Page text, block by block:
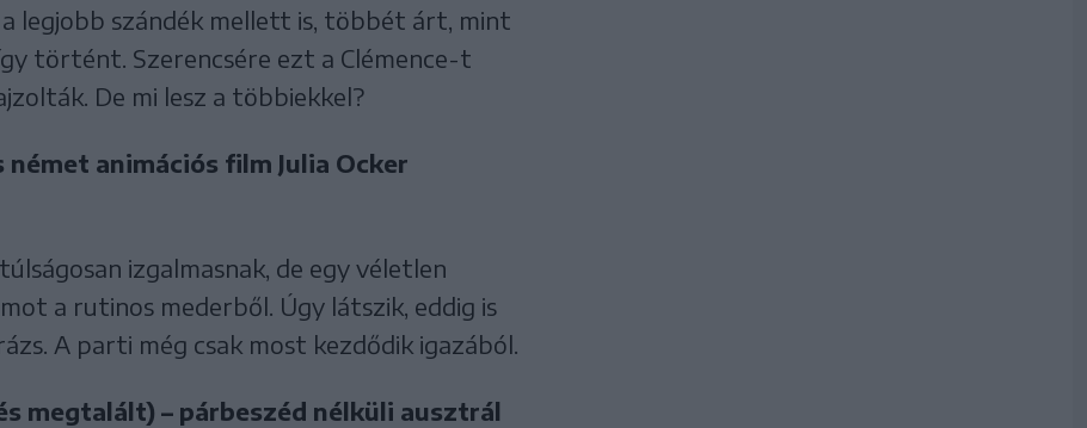
a legjobb szándék mellett is, többét árt, mint
történt. Szerencsére ezt a Clémence-t
De mi lesz a többiekkel?
animációs film Julia Ocker
izgalmasnak, de egy véletlen
a rutinos mederből. Úgy látszik, eddig is
A parti még csak most kezdődik igazából.
megtalált) – párbeszéd nélküli ausztrál